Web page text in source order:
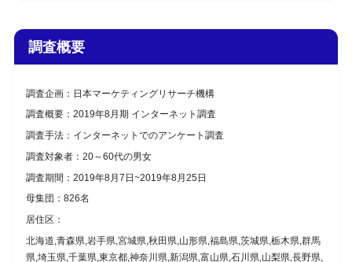
調査概要
調査企画：日本マーケティングリサーチ機構
調査概要：2019年8月期 インターネット調査
調査手法：インターネットでのアンケート調査
調査対象者：20～60代の男女
調査期間：2019年8月7日~2019年8月25日
母集団：826名
居住区：
北海道,青森県,岩手県,宮城県,秋田県,山形県,福島県,茨城県,栃木県,群馬
県,埼玉県,千葉県,東京都,神奈川県,新潟県,富山県,石川県,山梨県,長野県,